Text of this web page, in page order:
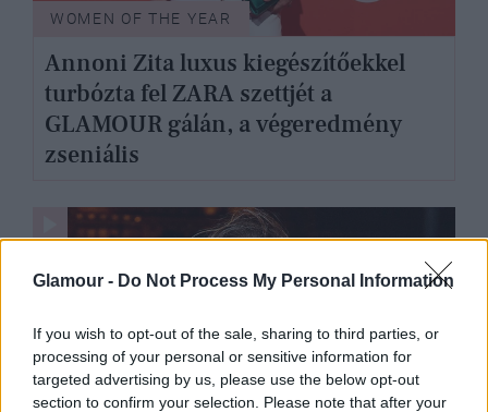
Glamour - Do Not Process My Personal Information
If you wish to opt-out of the sale, sharing to third parties, or
processing of your personal or sensitive information for
targeted advertising by us, please use the below opt-out
section to confirm your selection. Please note that after your
WOMEN OF THE YEAR
Annoni Zita luxus kiegészítőekkel
turbózta fel ZARA szettjét a
GLAMOUR gálán, a végeredmény
zseniális